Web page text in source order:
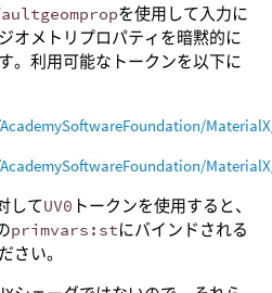
を使用して入力に
オメトリプロパティを暗黙的に
。利用可能なトークンを以下に
してUV0 トークンを使用すると、
primvars:stにバインドされる
さい。